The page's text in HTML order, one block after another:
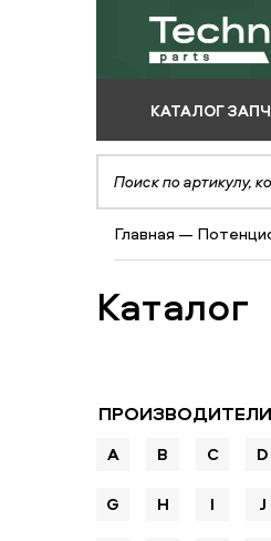
КАТАЛОГ
ПО
ПО ВИДУ
ПО ТИПУ
Главная —
Каталог
ПРОИЗВОДИТЕЛИ
A B C D
G H I J